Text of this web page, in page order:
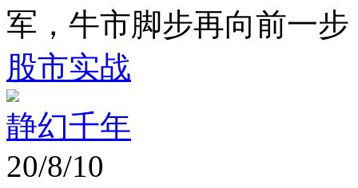
军，牛市脚步再向前一
股市实战
静幻千年
20/8/10